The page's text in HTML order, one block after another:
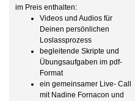
im Preis enthalten:
Videos und Audios für
Deinen persönlichen
Loslassprozess
begleitende Skripte und
Übungsaufgaben im pdf-
Format
ein gemeinsamer Live- Call
mit Nadine Fornacon und